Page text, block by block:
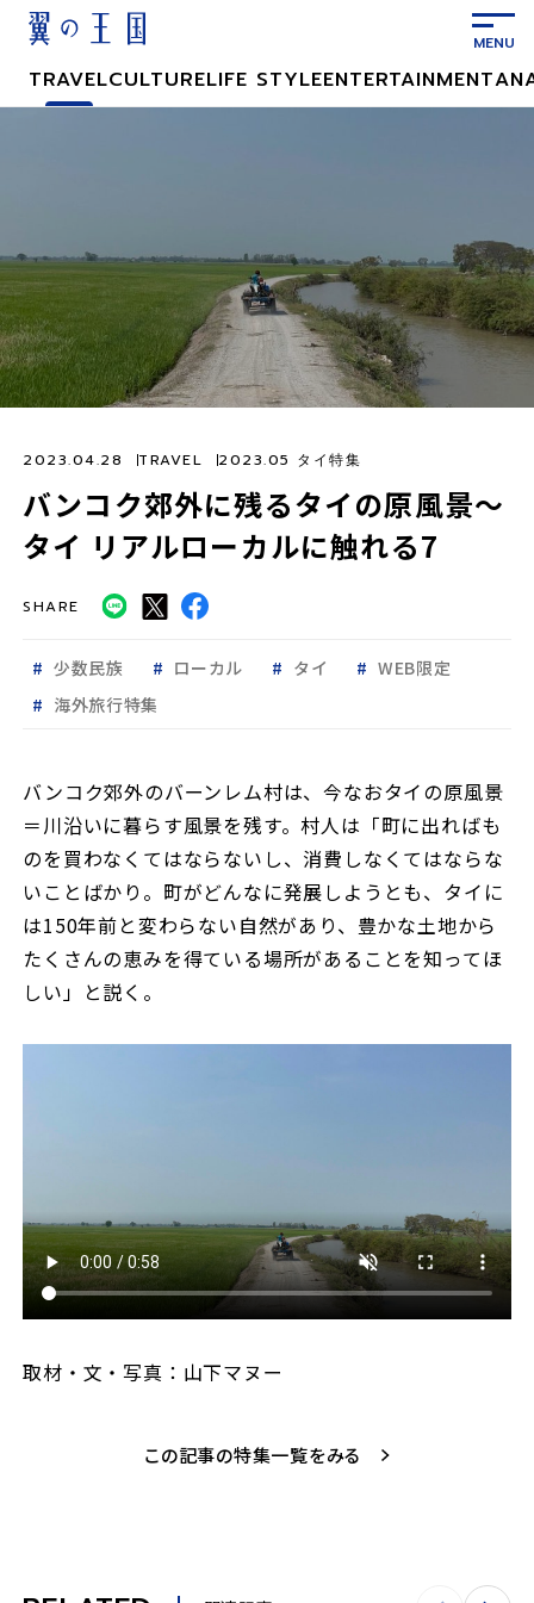
ス
キ
ッ
プ
TRAVELCULTURELIFE STYLEENTERTAINMENT
バンコク郊外に残るタイの原風景〜
タイ リアルローカルに触れる7
2023.04.28 TRAVEL 2023.05 タイ特集
SHARE
少数民族 ローカル タイ
WEB限定
海外旅行特集
バンコク郊外のバーンレム村は、今なおタイの原風景
＝川沿いに暮らす風景を残す。村人は「町に出ればも
のを買わなくてはならないし、消費しなくてはならな
いことばかり。町がどんなに発展しようとも、タイに
は150年前と変わらない自然があり、豊かな土地から
たくさんの恵みを得ている場所があることを知ってほ
しい」と説く。
取材・文・写真：山下マヌー
この記事の特集一覧をみる